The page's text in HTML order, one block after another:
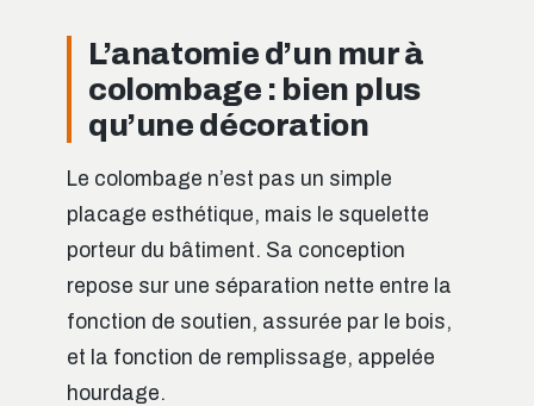
L’anatomie d’un mur à
colombage : bien plus
qu’une décoration
Le colombage n’est pas un simple
placage esthétique, mais le squelette
porteur du bâtiment. Sa conception
repose sur une séparation nette entre la
fonction de soutien, assurée par le bois,
et la fonction de remplissage, appelée
hourdage.